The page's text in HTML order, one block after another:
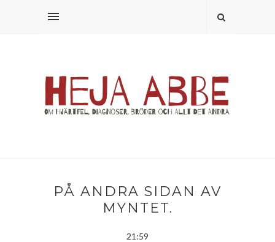
PÅ ANDRA SIDAN AV
MYNTET.
21:59